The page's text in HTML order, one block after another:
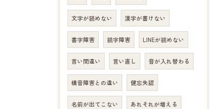
文字が読めない 漢字が書けない
書字障害 読字障害 LINEが読めない
言い間違い 言い直し 音が入れ替わる
構音障害との違い 健忘失認
名前が出てこない あれそれが増える